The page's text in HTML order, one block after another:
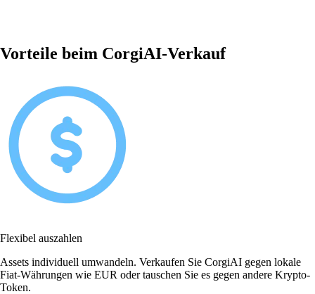
Vorteile beim CorgiAI-Verkauf
Flexibel auszahlen
Assets individuell umwandeln. Verkaufen Sie CorgiAI gegen lokale
Fiat-Währungen wie EUR oder tauschen Sie es gegen andere Krypto-
Token.